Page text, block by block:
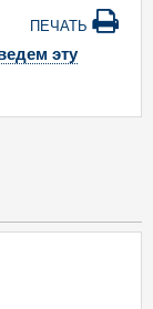
ПЕЧАТЬ
эту